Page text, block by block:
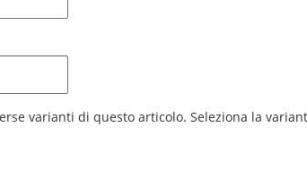
varianti di questo articolo. Seleziona la